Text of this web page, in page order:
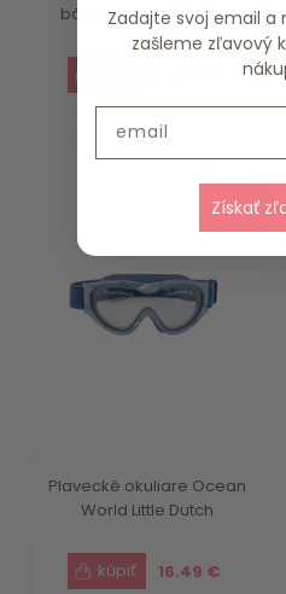
bábätká Kvety Swim ...
Plavecké okuliare Ocean
World Little Dutch
16.49 €
skladom
Zadajte svoj email
zašleme zľavový
Získať